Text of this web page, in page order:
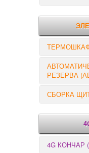
РЕЛЕ
РЕЗЕРВА
СБОРКА
4G КОНЧАР